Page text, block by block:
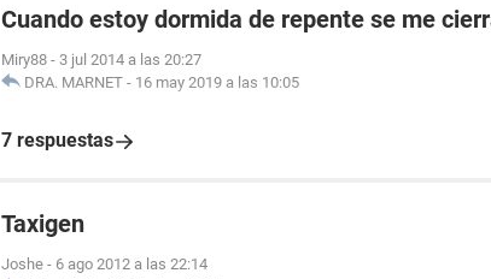
Cuando estoy dormida de repente se me
Miry88 - 3 jul 2014 a las 20:27
DRA. MARNET - 16 may 2019 a las 10:05
7 respuestas
Taxigen
Joshe - 6 ago 2012 a las 22:14